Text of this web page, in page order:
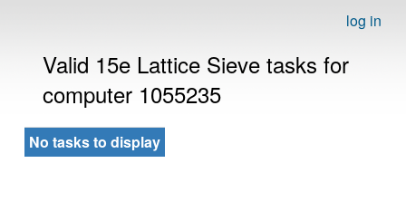
log in
Valid 15e Lattice Sieve tasks for
computer 1055235
No tasks to display